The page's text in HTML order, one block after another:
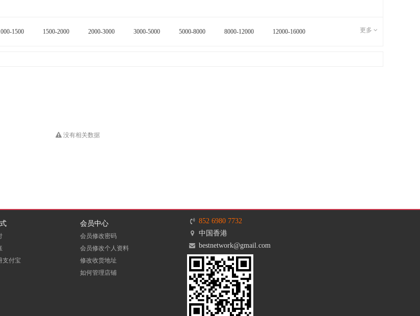
1500 1500-2000 2000-3000 3000-5000 5000-8000 8000-12000 12000-16000 更多
没有相关数据
支付宝
会员中心
会员修改密码
会员修改个人资料
修改收货地址
如何管理店铺
852 6980 7732
中国香港
bestnetwork@gmail.com